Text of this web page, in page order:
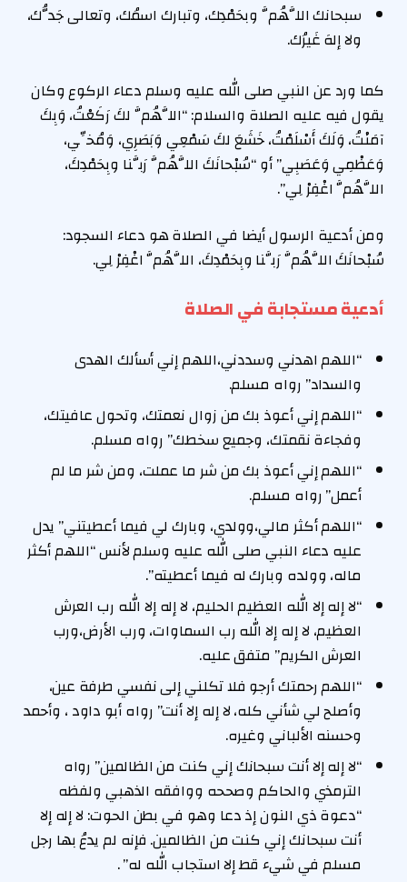
سبحانك اللَّهُمَّ وبحَمْدِك، وتبارك اسمُك، وتعالى جَدُّك،
ولا إلهَ غَيرُك.
كما ورد عن النبي صلى الله عليه وسلم دعاء الركوع وكان
يقول فيه عليه الصلاة والسلام: “اللَّهُمَّ لكَ رَكَعْتُ، وَبِكَ
آمَنْتُ، وَلَكَ أَسْلَمْتُ، خَشَعَ لكَ سَمْعِي وَبَصَرِي، وَمُخِّي،
وَعَظْمِي وَعَصَبِي” أو “سُبْحانَكَ اللَّهُمَّ رَبَّنا وبِحَمْدِكَ،
اللَّهُمَّ اغْفِرْ لِي”.
ومن أدعية الرسول أيضا في الصلاة هو دعاء السجود:
سُبْحانَكَ اللَّهُمَّ رَبَّنا وبِحَمْدِكَ، اللَّهُمَّ اغْفِرْ لِي.
أدعية مستجابة في الصلاة
“اللهم اهدني وسددني،اللهم إني أسألك الهدى
والسداد” رواه مسلم.
“اللهم إني أعوذ بك من زوال نعمتك، وتحول عافيتك،
وفجاءة نقمتك، وجميع سخطك” رواه مسلم.
“اللهم إني أعوذ بك من شر ما عملت، ومن شر ما لم
أعمل” رواه مسلم.
“اللهم أكثر مالي،وولدي، وبارك لي فيما أعطيتني” يدل
عليه دعاء النبي صلى الله عليه وسلم لأنس “اللهم أكثر
ماله، وولده وبارك له فيما أعطيته”.
“لا إله إلا الله العظيم الحليم، لا إله إلا الله رب العرش
العظيم، لا إله إلا الله رب السماوات، ورب الأرض،ورب
العرش الكريم” متفق عليه.
“اللهم رحمتك أرجو فلا تكلني إلى نفسي طرفة عين،
وأصلح لي شأني كله، لا إله إلا أنت” رواه أبو داود ، وأحمد
وحسنه الألباني وغيره.
“لا إله إلا أنت سبحانك إني كنت من الظالمين” رواه
الترمذي والحاكم وصححه ووافقه الذهبي ولفظه
“دعوة ذي النون إذ دعا وهو في بطن الحوت: لا إله إلا
أنت سبحانك إني كنت من الظالمين. فإنه لم يدعُ بها رجل
مسلم في شيء قط إلا استجاب الله له” .